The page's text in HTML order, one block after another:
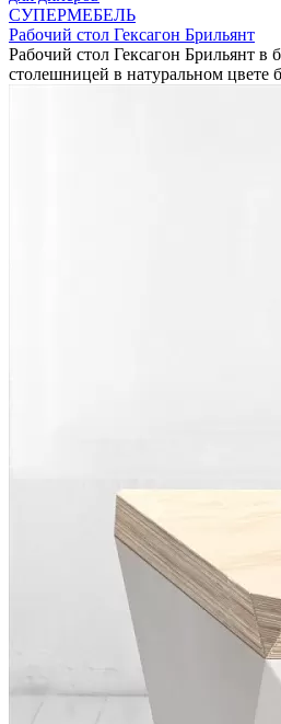
СУПЕРМЕБЕЛЬ
Рабочий стол Гексагон Брильянт
Рабочий стол Гексагон Брильянт в
столешницей в натуральном цвете